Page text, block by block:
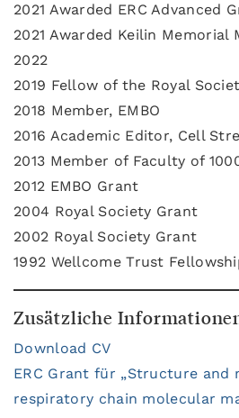
2021 Awarded ERC Advanced
2021 Awarded Keilin Memorial
2022
2019 Fellow of the Royal
2018 Member, EMBO
2016 Academic Editor, Cell
2013 Member of Faculty of
2012 EMBO Grant
2004 Royal Society Grant
2002 Royal Society Grant
1992 Wellcome Trust
Zusätzliche
Download CV
ERC Grant für „Structure and
respiratory chain molecular